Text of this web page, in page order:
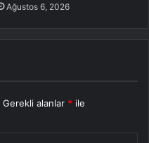
Ağustos 6, 2026
Gerekli alanlar * ile